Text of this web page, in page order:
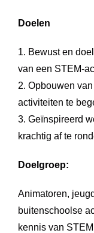
Doelen
Bewust en
van een STEM-
Opbouwen
activiteiten te
Geïnspireerd
krachtig af te
Doelgroep:
Animatoren,
buitenschoolse
kennis van